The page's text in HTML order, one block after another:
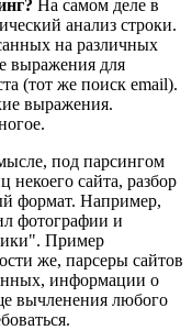
На самом деле в
анализ строки.
на различных
выражения для
(тот же поиск email).
выражения.
под парсингом
некоего сайта, разбор
формат. Например,
фотографии и
Пример
же, парсеры сайтов
информации о
вычленения любого